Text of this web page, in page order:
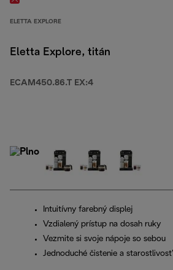
ELETTA EXPLORE
Eletta Explore, titán
ECAM450.86.T EX:4
Intuitívny farebný displej
Vzdialený prístup na dosah ruky
Vezmite si svoje nápoje so sebou
Jednoduché čistenie a starostlivosť